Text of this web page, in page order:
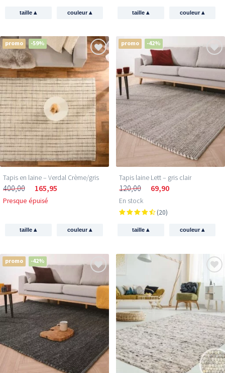
taille▴ couleur▴ taille▴ couleur▴
promo -59%
Tapis en laine – Verdal Crème/gris
400,00 165,95
Presque épuisé
taille▴ couleur▴
promo -42%
Tapis laine Lett – gris clair
120,00 69,90
En stock
(20)
taille▴ couleur▴
promo -42%